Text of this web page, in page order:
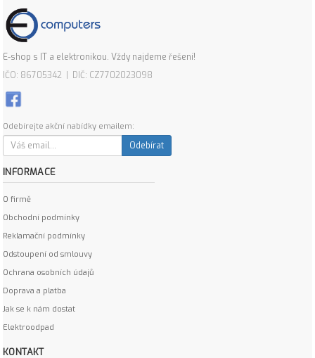
E-shop s IT a elektronikou. Vždy najdeme řešení!
IČO: 86705342 | DIČ: CZ7702023098
Odebírejte akční nabídky emailem:
Odebírat
INFORMACE
O firmě
Obchodní podmínky
Reklamační podmínky
Odstoupení od smlouvy
Ochrana osobních údajů
Doprava a platba
Jak se k nám dostat
Elektroodpad
KONTAKT